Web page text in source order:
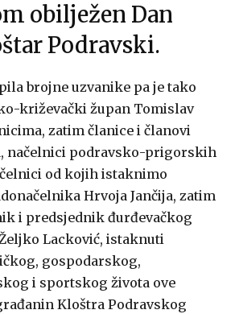
obilježen Dan
Podravski.
brojne uzvanike pa je tako
križevački župan Tomislav
zatim članice i članovi
načelnici podravsko-prigorskih
od kojih istaknimo
Hrvoja Jančija, zatim
i predsjednik đurđevačkog
Lacković, istaknuti
gospodarskog,
i sportskog života ove
Kloštra Podravskog